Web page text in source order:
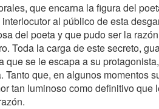
que encarna la figura del
al público de esta
del poeta y que pudo ser la
Toda la carga de este secreto,
que se le escapa a su
que, en algunos momentos
tan luminoso como definitivo que